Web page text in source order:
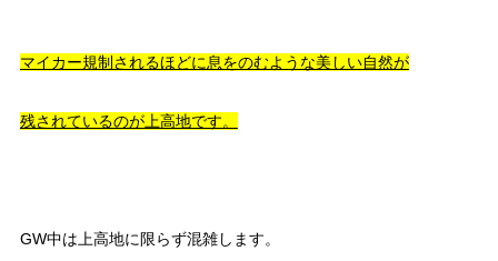
マイカー規制されるほどに息をのむような美しい自然が
残されているのが上高地です。
GW中は上高地に限らず混雑します。